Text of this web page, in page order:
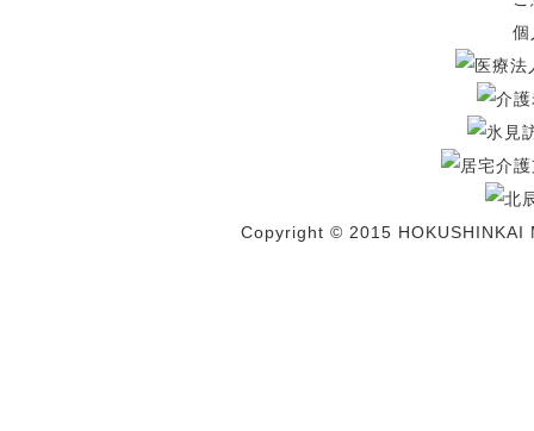
個
Copyright © 2015 HOKUSHINKAI